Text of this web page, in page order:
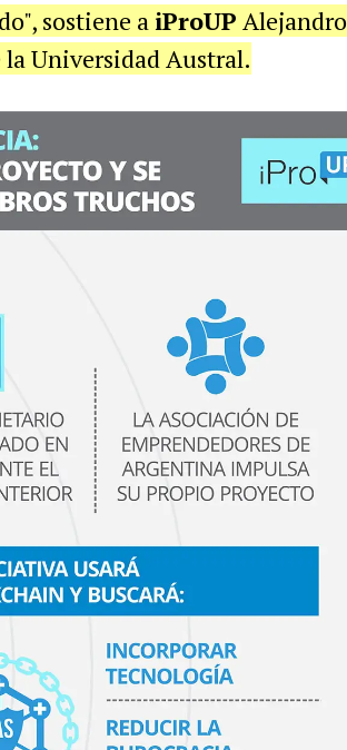
sostiene a iProUP Alejandro
la Universidad Austral.